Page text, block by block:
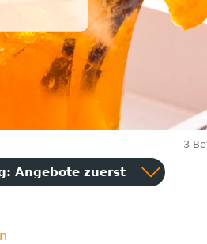
3
Angebote zuerst